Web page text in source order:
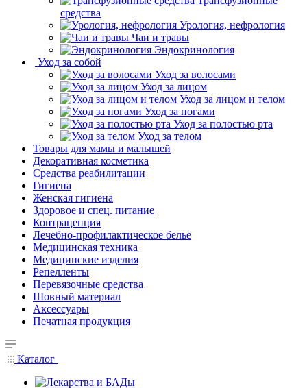
средства
Урология, нефрология
Чаи и травы
Эндокринология
Уход за собой
Уход за волосами
Уход за лицом
Уход за лицом и телом
Уход за ногами
Уход за полостью рта
Уход за телом
Товары для мамы и малышей
Декоративная косметика
Средства реабилитации
Гигиена
Женская гигиена
Здоровое и спец. питание
Контрацепция
Лечебно-профилактическое белье
Медицинская техника
Медицинские изделия
Репелленты
Перевязочные средства
Шовный материал
Аксессуары
Печатная продукция
Каталог